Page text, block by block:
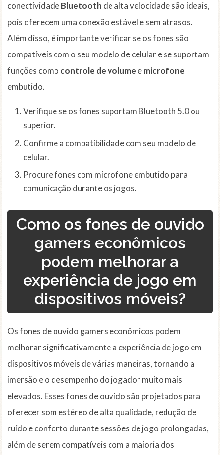
conectividadeBluetooth de alta velocidade são ideais,
pois oferecem uma conexão estável e sem atrasos.
Além disso, é importante verificar se os fones são
compatíveis com o seu modelo de celular e se suportam
funções como controle de volume emicrofone
embutido.
Verifique se os fones suportam Bluetooth 5.0 ou
superior.
Confirme a compatibilidade com seu modelo de
celular.
Procure fones com microfone embutido para
comunicação durante os jogos.
Como os fones de ouvido
gamers econômicos
podem melhorar a
experiência de jogo em
dispositivos móveis?
Os fones de ouvido gamers econômicos podem
melhorar significativamente a experiência de jogo em
dispositivos móveis de várias maneiras, tornando a
imersão e o desempenho do jogador muito mais
elevados. Esses fones de ouvido são projetados para
oferecer som estéreo de alta qualidade, redução de
ruído e conforto durante sessões de jogo prolongadas,
além de serem compatíveis com a maioria dos